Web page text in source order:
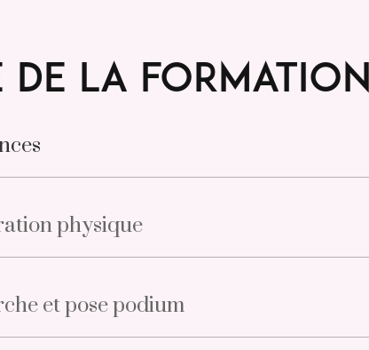
de la formation
physique
et pose podium